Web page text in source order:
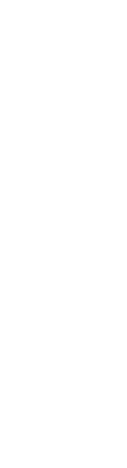
à 16:18
et de l’Étoile